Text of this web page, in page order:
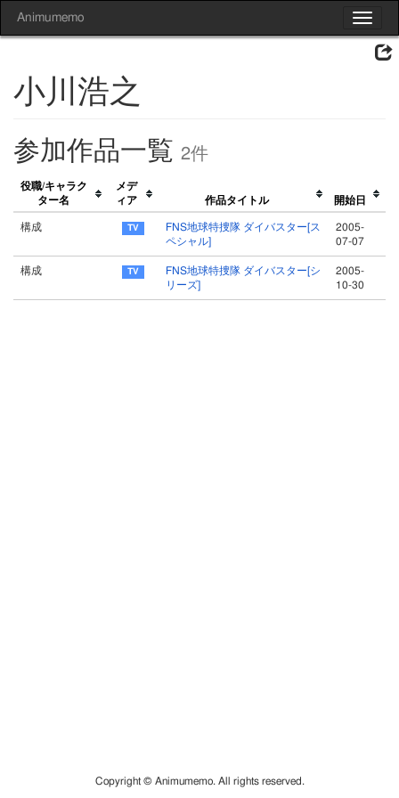
Toggle
Animumemo
小川浩之
参加作品一覧 2件
役職/キャラク
ター名
メデ
ィア
作品タイトル 開始日
構成
FNS地球特捜隊 ダイバスター[ス
ペシャル]
2005-
07-07
構成
FNS地球特捜隊 ダイバスター[シ
リーズ]
2005-
10-30
Copyright © Animumemo. All rights reserved.